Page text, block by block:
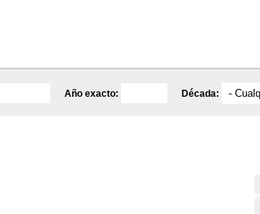
Año exacto: Década: